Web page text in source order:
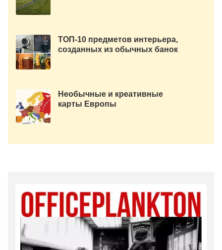
ТОП-10 предметов интерьера,
созданных из обычных банок
Необычные и креативные
карты Европы